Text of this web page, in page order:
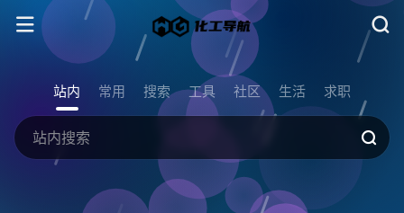
站内 常用 搜索 工具 社区 生活 求职